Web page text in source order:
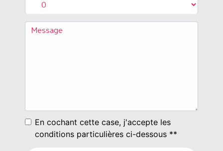
En cochant cette case, j'accepte les
conditions particulières ci-dessous **